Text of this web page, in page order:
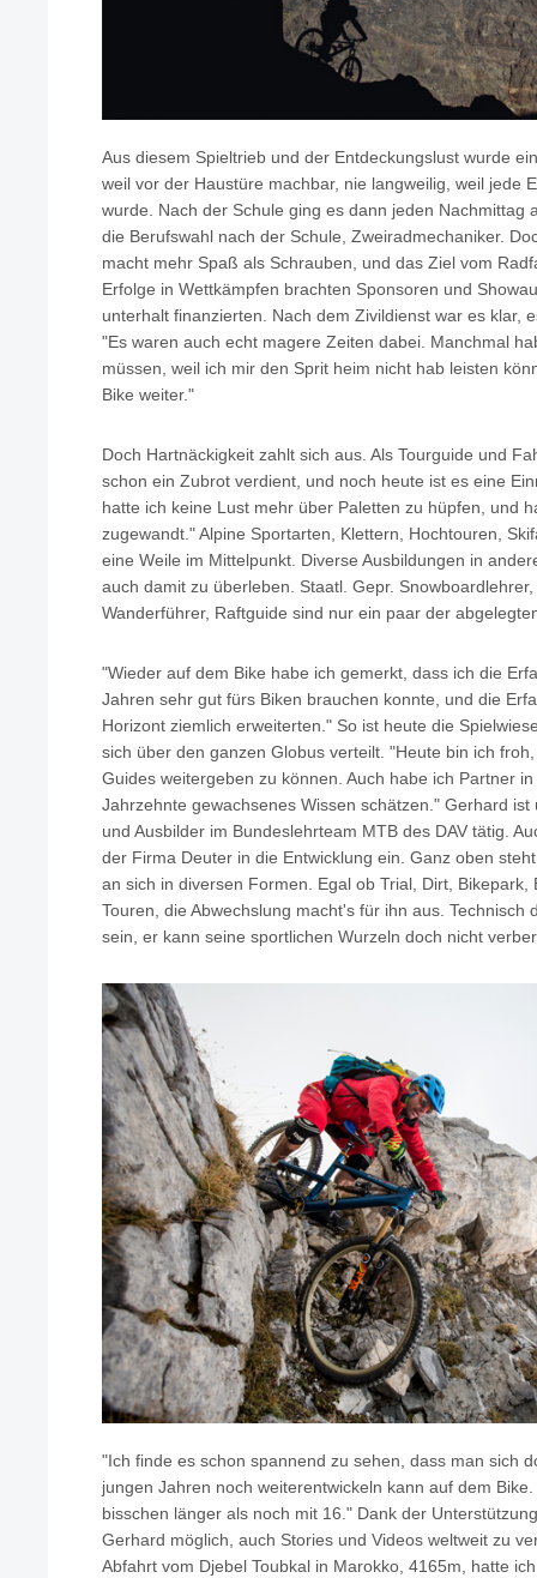
Aus diesem Spieltrieb und der Entdeckungslust wurde
weil vor der Haustüre machbar, nie langweilig, weil jede
wurde. Nach der Schule ging es dann jeden Nachmittag
die Berufswahl nach der Schule, Zweiradmechaniker.
macht mehr Spaß als Schrauben, und das Ziel vom
Erfolge in Wettkämpfen brachten Sponsoren und
unterhalt finanzierten. Nach dem Zivildienst war es klar,
"Es waren auch echt magere Zeiten dabei. Manchmal
müssen, weil ich mir den Sprit heim nicht hab leisten
Bike weiter."
Doch Hartnäckigkeit zahlt sich aus. Als Tourguide und
schon ein Zubrot verdient, und noch heute ist es eine
hatte ich keine Lust mehr über Paletten zu hüpfen, und
zugewandt." Alpine Sportarten, Klettern, Hochtouren,
eine Weile im Mittelpunkt. Diverse Ausbildungen in
auch damit zu überleben. Staatl. Gepr.
Wanderführer, Raftguide sind nur ein paar der
"Wieder auf dem Bike habe ich gemerkt, dass ich die
Jahren sehr gut fürs Biken brauchen konnte, und die
Horizont ziemlich erweiterten." So ist heute die
sich über den ganzen Globus verteilt. "Heute bin ich
Guides weitergeben zu können. Auch habe ich Partner
Jahrzehnte gewachsenes Wissen schätzen." Gerhard
und Ausbilder im Bundeslehrteam MTB des DAV tätig.
der Firma Deuter in die Entwicklung ein. Ganz oben
an sich in diversen Formen. Egal ob Trial, Dirt, Bikepark,
Touren, die Abwechslung macht's für ihn aus. Technisch
sein, er kann seine sportlichen Wurzeln doch nicht
"Ich finde es schon spannend zu sehen, dass man sich
jungen Jahren noch weiterentwickeln kann auf dem
bisschen länger als noch mit 16." Dank der
Gerhard möglich, auch Stories und Videos weltweit zu
Abfahrt vom Djebel Toubkal in Marokko, 4165m, hatte